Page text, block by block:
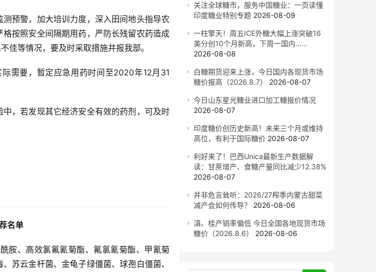
预警，加大培训力度，深入田间地头指导农
按照安全间隔期用药，严防长残留农药造成
佳等情况，要及时采取措施并报我部。
需要，暂定应急用药时间至2020年12月31
，若发现其它经济安全有效的药剂，可及时
名单
胺、高效氯氟氰菊酯、氟氯氰菊酯、甲氰菊
苏云金杆菌、金龟子绿僵菌、球孢白僵菌、
关注全球糖市，服务中国糖业：一页读懂
印度糖业特别专题 2026-08-09
一柱擎天！周五ICE外糖大幅上涨突破16
美分创10个月新高，下周一国内……
2026-08-08
白糖期货迎来上涨，今日国内各现货市场
糖价报高（2026.8.7）
2026-08-07
今日山东星光糖业进口加工糖报价情况
2026-08-07
印度糖价创历史新高！未来三个月或维持
高位，有利于国际糖价 2026-08-07
利好来了！巴西Unica最新生产数据解
读：甘蔗增产、食糖产量同比减少12.38%
2026-08-07
并非危言耸听：2026/27榨季内蒙古甜菜
减产会如何传导？
2026-08-06
滇、桂产销率偏低 今日全国各地现货市场
糖价（2026.8.6）
2026-08-06